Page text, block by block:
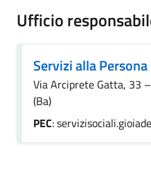
Ufficio
Servizi alla Persona
Via Arciprete Gatta, 33
(Ba)
PEC: